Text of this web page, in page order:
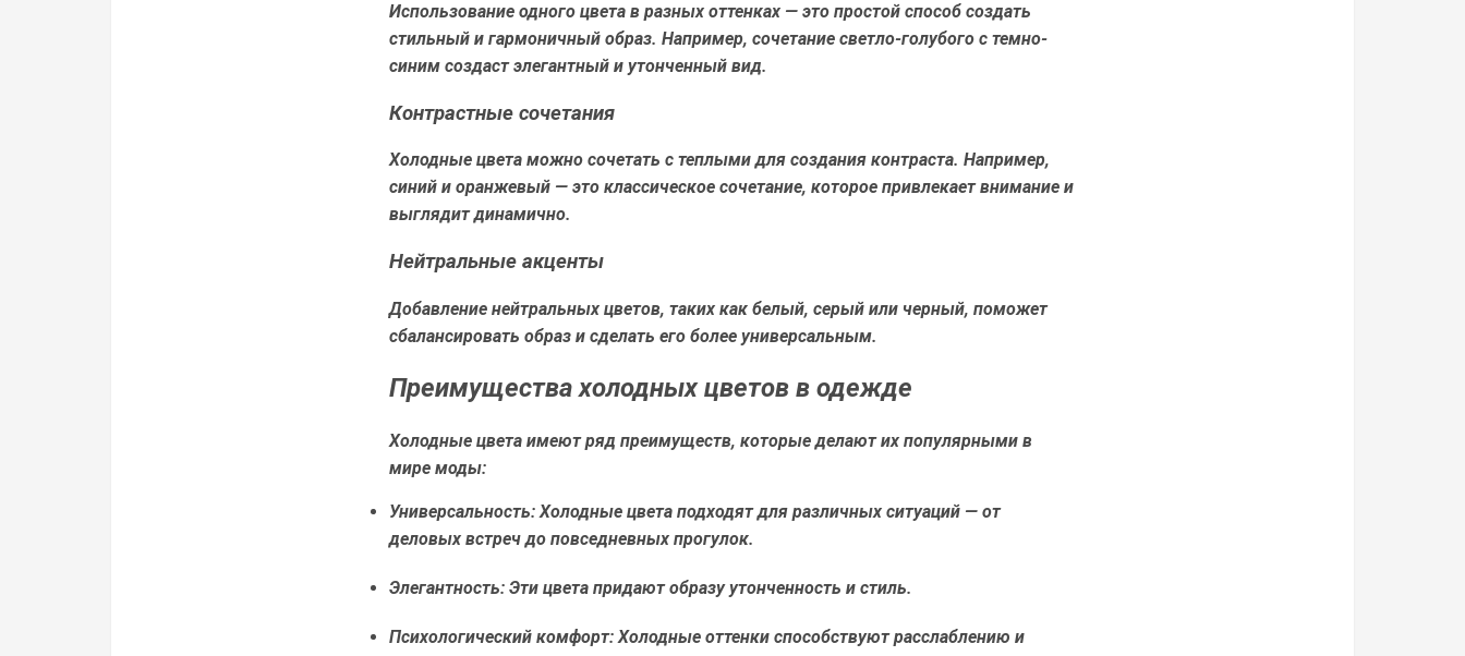
Использование одного цвета в разных оттенках — это простой способ создать
стильный и гармоничный образ. Например, сочетание светло-голубого с темно-
синим создаст элегантный и утонченный вид.
Контрастные сочетания
Холодные цвета можно сочетать с теплыми для создания контраста. Например,
синий и оранжевый — это классическое сочетание, которое привлекает внимание и
выглядит динамично.
Нейтральные акценты
Добавление нейтральных цветов, таких как белый, серый или черный, поможет
сбалансировать образ и сделать его более универсальным.
Преимущества холодных цветов в одежде
Холодные цвета имеют ряд преимуществ, которые делают их популярными в
мире моды:
Универсальность: Холодные цвета подходят для различных ситуаций — от
деловых встреч до повседневных прогулок.
Элегантность: Эти цвета придают образу утонченность и стиль.
Психологический комфорт: Холодные оттенки способствуют расслаблению и